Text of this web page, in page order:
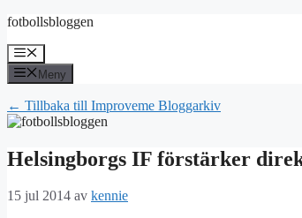
Hoppa
innehåll
fotbollsbloggen
Meny
Meny
← Tillbaka till Improveme Bloggarkiv
Helsingborgs IF förstärker
15 jul 2014 av kennie